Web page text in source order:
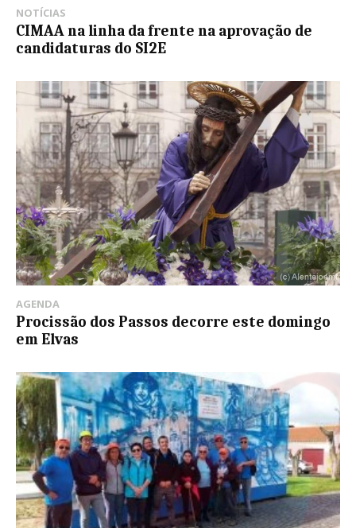
NOTÍCIAS
CIMAA na linha da frente na aprovação de
candidaturas do SI2E
AGENDA
Procissão dos Passos decorre este domingo
em Elvas